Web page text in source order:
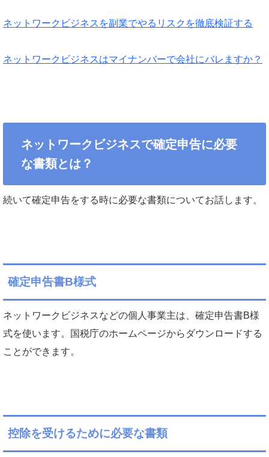
ネットワークビジネスを副業でやるリスクを徹底検証する
ネットワークビジネスはマイナンバーで会社にバレますか？
ネットワークビジネスで確定申告に必要
な書類とは？
続いて確定申告をする時に必要な書類についてお話します。
確定申告書B様式
ネットワークビジネスなどの個人事業主は、確定申告書B様
式を使います。国税庁のホームページからダウンロードする
ことができます。
控除を受けるために必要な書類